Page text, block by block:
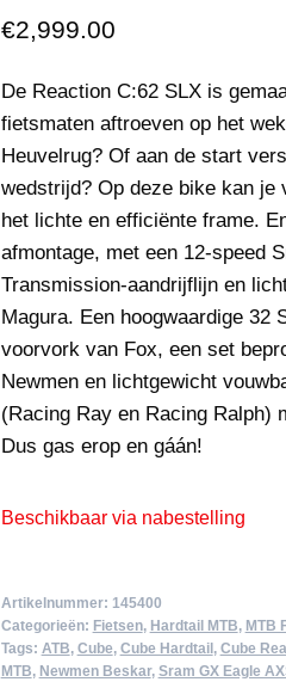
€2,999.00
De Reaction C:62 SLX is
fietsmaten aftroeven op het
Heuvelrug? Of aan de start
wedstrijd? Op deze bike kan je
het lichte en efficiënte frame.
afmontage, met een 12-speed
Transmission-aandrijflijn en
Magura. Een hoogwaardige 32
voorvork van Fox, een set
Newmen en lichtgewicht
(Racing Ray en Racing Ralph)
Dus gas erop en gáán!
Beschikbaar via nabestelling
Artikelnummer: 145400
Categorieën: Fietsen, Hardtail MTB, MTB
Tags: ATB, Cube, Cube Hardtail, Cube
MTB, Newmen Beskar, Sram GX Eagle